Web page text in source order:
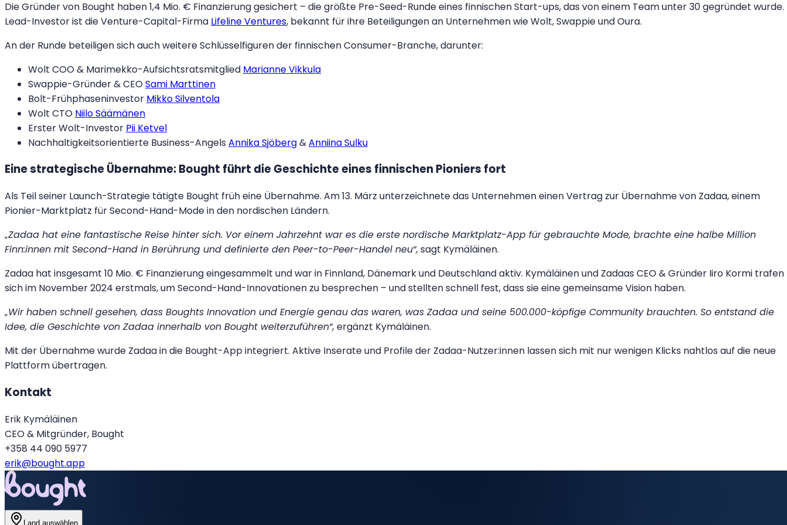
Die Gründer von Bought haben 1,4 Mio. € Finanzierung gesichert – die größte Pre-Seed-Runde eines finnischen Start-ups, das von einem Team unter 30 gegründet wurde.
Lead-Investor ist die Venture-Capital-Firma Lifeline Ventures, bekannt für ihre Beteiligungen an Unternehmen wie Wolt, Swappie und Oura.
An der Runde beteiligen sich auch weitere Schlüsselfiguren der finnischen Consumer-Branche, darunter:
Wolt COO & Marimekko-Aufsichtsratsmitglied Marianne Vikkula
Swappie-Gründer & CEOSami Marttinen
Bolt-Frühphaseninvestor Mikko Silventola
Wolt CTO Niilo Säämänen
Erster Wolt-Investor Pii Ketvel
Nachhaltigkeitsorientierte Business-Angels Annika Sjöberg&Anniina Sulku
Eine strategische Übernahme: Bought führt die Geschichte eines finnischen Pioniers fort
Als Teil seiner Launch-Strategie tätigte Bought früh eine Übernahme. Am 13. März unterzeichnete das Unternehmen einen Vertrag zur Übernahme von Zadaa, einem
Pionier-Marktplatz für Second-Hand-Mode in den nordischen Ländern.
„Zadaa hat eine fantastische Reise hinter sich. Vor einem Jahrzehnt war es die erste nordische Marktplatz-App für gebrauchte Mode, brachte eine halbe Million
Finn:innen mit Second-Hand in Berührung und definierte den Peer-to-Peer-Handel neu“, sagt Kymäläinen.
Zadaa hat insgesamt 10 Mio. € Finanzierung eingesammelt und war in Finnland, Dänemark und Deutschland aktiv. Kymäläinen und Zadaas CEO & Gründer Iiro Kormi trafen
sich im November 2024 erstmals, um Second-Hand-Innovationen zu besprechen – und stellten schnell fest, dass sie eine gemeinsame Vision haben.
„Wir haben schnell gesehen, dass Boughts Innovation und Energie genau das waren, was Zadaa und seine 500.000-köpfige Community brauchten. So entstand die
Idee, die Geschichte von Zadaa innerhalb von Bought weiterzuführen“, ergänzt Kymäläinen.
Mit der Übernahme wurde Zadaa in die Bought-App integriert. Aktive Inserate und Profile der Zadaa-Nutzer:innen lassen sich mit nur wenigen Klicks nahtlos auf die neue
Plattform übertragen.
Kontakt
Erik Kymäläinen
CEO & Mitgründer, Bought
+358 44 090 5977
erik@bought.app
Land auswählen